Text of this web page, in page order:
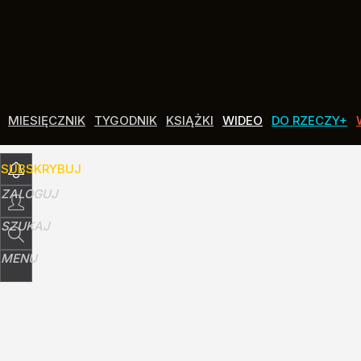
MIESIĘCZNIK TYGODNIK KSIĄŻKI WIDEO DO RZECZY+
SUBSKRYBUJ
ZALOGUJ
SZUKAJ
MENU